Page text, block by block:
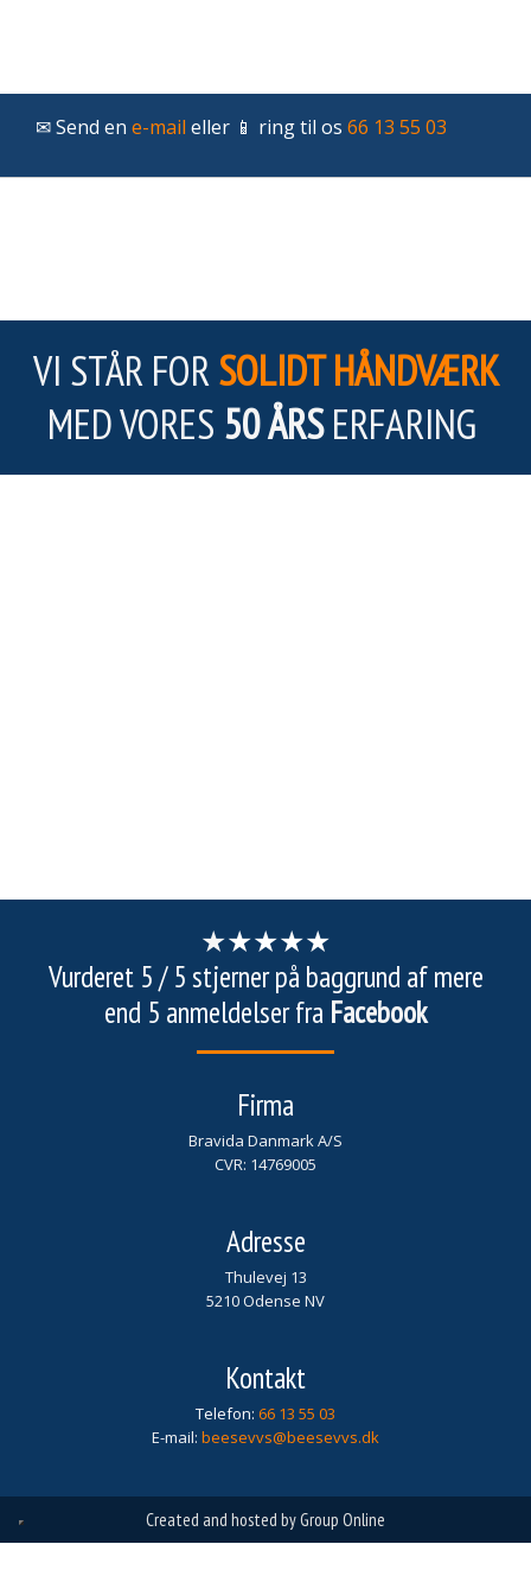
✉ Send en e-mail eller 📱 ring til os 66 13 55 03
VI STÅR FORSOLIDT HÅNDVÆRK
MED VORES 50 ÅRSERFARING
★★★★★
​​Vurderet 5 / 5 stjerner på baggrund af mere
end 5 anmeldelser fra Facebook
Firma​
Bravida Danmark A/S
CVR: 14769005
Adresse​
Thulevej 13
5210 Odense NV
Kontakt
Telefon: 66 13 55 03​​​
E-mail: beesevvs@beesevvs.dk
Created and hosted by Group Online